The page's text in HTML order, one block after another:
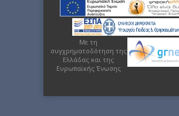
Με τη
συγχρηματοδότηση της
Ελλάδας και της
Ευρωπαϊκής Ένωσης